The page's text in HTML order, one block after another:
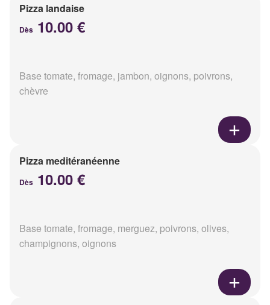
Pizza landaise
Dès 10.00 €
Base tomate, fromage, jambon, oignons, poivrons,
chèvre
Pizza meditéranéenne
Dès 10.00 €
Base tomate, fromage, merguez, poivrons, olives,
champignons, oignons